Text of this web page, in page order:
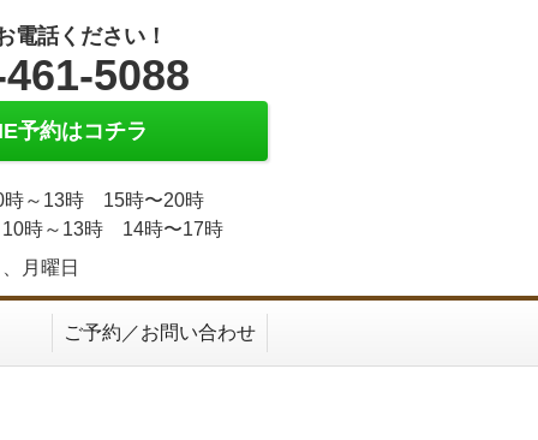
電話ください！
5088
予約はコチラ
時～13時 15時〜20時
10時～13時 14時〜17時
月曜日
ご予約／お問い合わせ